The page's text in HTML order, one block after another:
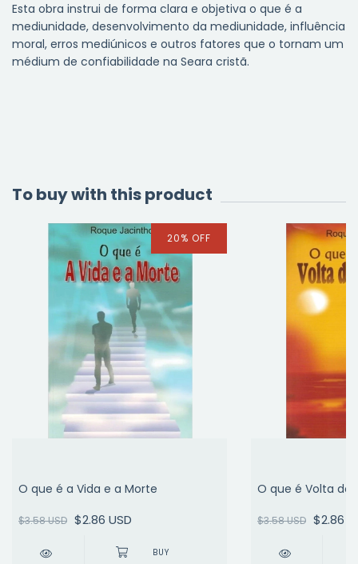
Esta obra instrui de forma clara e objetiva o que é a
mediunidade, desenvolvimento da mediunidade, influência
moral, erros mediúnicos e outros fatores que o tornam um
médium de confiabilidade na Seara cristã.
To buy with this product
20% OFF
O que é a Vida e a Morte
$3.58 USD $2.86 USD
O que é Volta do
$3.58 USD $2.86